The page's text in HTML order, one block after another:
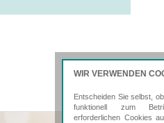
WIR VERWENDEN
Entscheiden Sie selbst,
funktionell zum
erforderlichen Cookies